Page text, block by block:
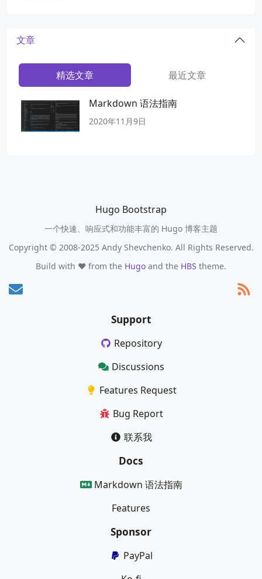
文章
精选文章 最近文章
Markdown 语法指南
2020年11月9日
Hugo Bootstrap
一个快速、响应式和功能丰富的 Hugo 博客主题
Copyright © 2008-2025 Andy Shevchenko. All Rights Reserved.
Build with ❤️ from the Hugo and the HBS theme.
Support
Repository
Discussions
Features Request
Bug Report
联系我
Docs
Markdown 语法指南
Features
Sponsor
PayPal